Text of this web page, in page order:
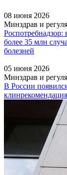
08 июня 2026
Минздрав и
Роспотребнадзор:
более 35 млн
болезней
05 июня 2026
Минздрав и
В России